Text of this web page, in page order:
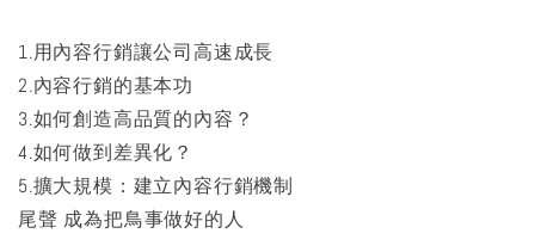
1.用內容行銷讓公司高速成長
2.內容行銷的基本功
3.如何創造高品質的內容？
4.如何做到差異化？
5.擴大規模：建立內容行銷機制
尾聲 成為把鳥事做好的人